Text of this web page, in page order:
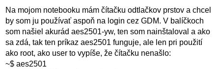
Na mojom notebooku mám čítačku odtlačkov prstov a chcel
by som ju používať aspoň na login cez GDM. V balíčkoch
som našiel akurád aes2501-yw, ten som nainštaloval a ako
sa zdá, tak ten príkaz aes2501 funguje, ale len pri použití
ako root, ako user to vypíše, že čítačku nenašlo:
~$ aes2501